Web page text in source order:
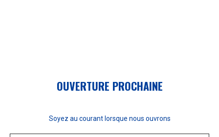
OUVERTURE PROCHAINE
Soyez au courant lorsque nous ouvrons